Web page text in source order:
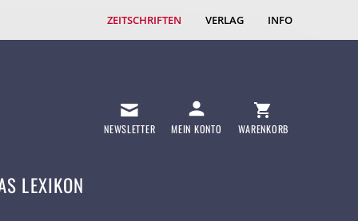
ZEITSCHRIFTEN VERLAG INFO
NEWSLETTER MEIN KONTO WARENKORB
LEXIKON